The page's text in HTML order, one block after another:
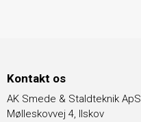
Kontakt os
AK Smede & Staldteknik ApS
Mølleskovvej 4, Ilskov